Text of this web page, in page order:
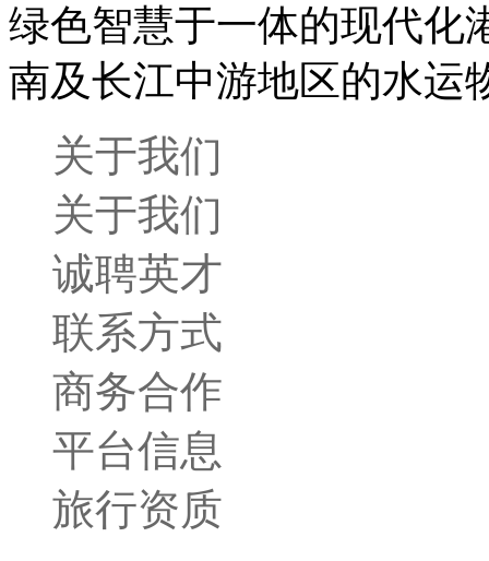
绿色智慧于一体的现代化
南及长江中游地区的水运
关于我们
关于我们
诚聘英才
联系方式
商务合作
平台信息
旅行资质